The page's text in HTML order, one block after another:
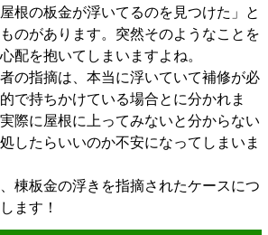
根の板金が浮いてるのを見つけた」と
のがあります。突然そのようなことを
配を抱いてしまいますよね。
の指摘は、本当に浮いていて補修が必
で持ちかけている場合とに分かれま
際に屋根に上ってみないと分からない
したらいいのか不安になってしまいま
棟板金の浮きを指摘されたケースにつ
ます！